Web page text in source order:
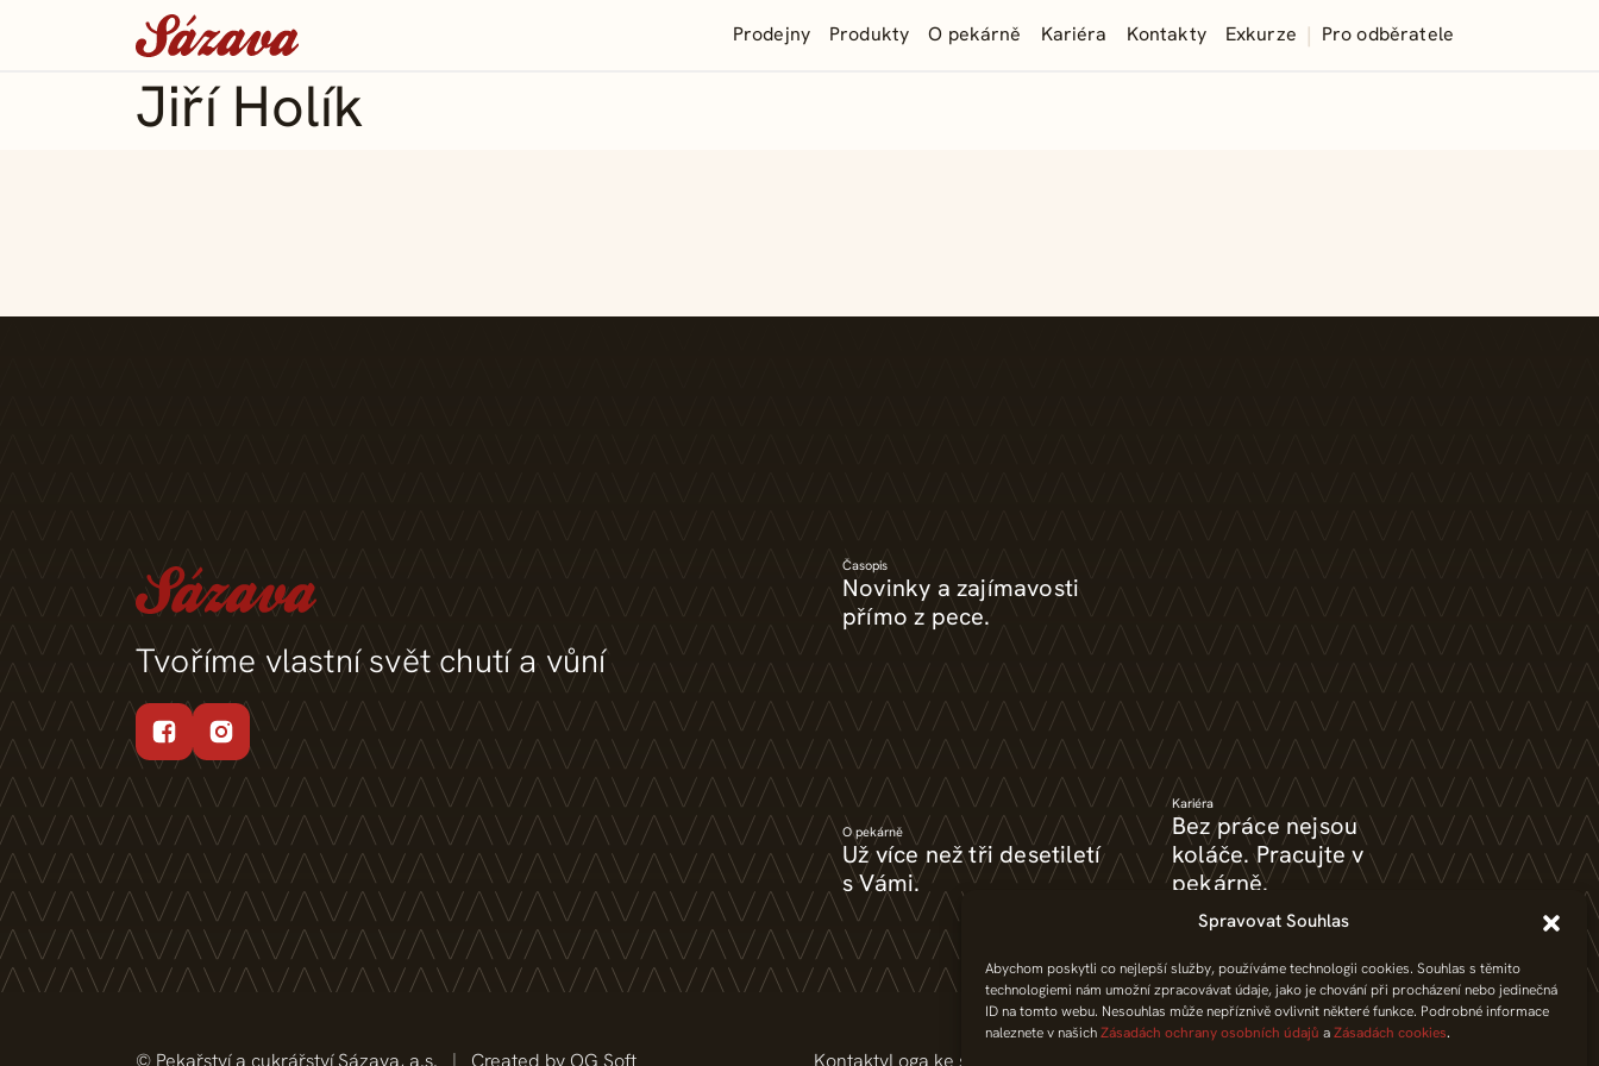
Spravovat Souhlas
Abychom poskytli co nejlepší služby, používáme technologii cookies. Souhlas s těmito
technologiemi nám umožní zpracovávat údaje, jako je chování při procházení nebo jedinečná
ID na tomto webu. Nesouhlas může nepříznivě ovlivnit některé funkce. Podrobné informace
naleznete v našichZásadách ochrany osobních údajů aZásadách cookies.
Prodejny Produkty O pekárně Kariéra Kontakty Exkurze | Pro odběratele
Jiří Holík
Tvoříme vlastní svět chutí a vůní
Časopis
Novinky a zajímavosti
přímo z pece.
O pekárně
Už více než tři desetiletí
s Vámi.
Kariéra
Bez práce nejsou
koláče. Pracujte v
pekárně.
© Pekařství a cukrářství Sázava, a.s. | Created by OG Soft KontaktyLoga ke stažení